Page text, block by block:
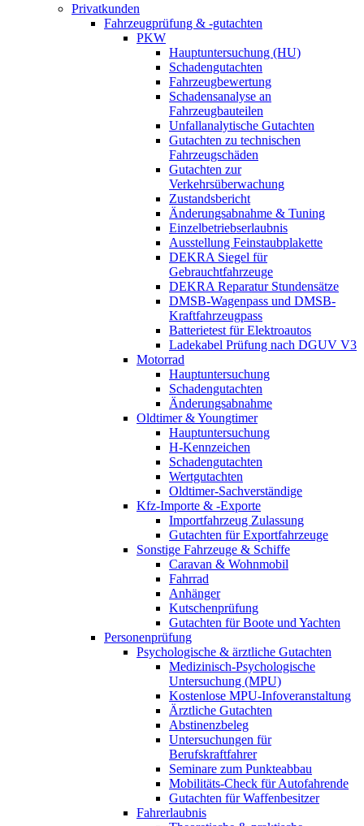
Privatkunden
Fahrzeugprüfung & -gutachten
PKW
Hauptuntersuchung (HU)
Schadengutachten
Fahrzeugbewertung
Schadensanalyse an
Fahrzeugbauteilen
Unfallanalytische Gutachten
Gutachten zu technischen
Fahrzeugschäden
Gutachten zur
Verkehrsüberwachung
Zustandsbericht
Änderungsabnahme & Tuning
Einzelbetriebserlaubnis
Ausstellung Feinstaubplakette
DEKRA Siegel für
Gebrauchtfahrzeuge
DEKRA Reparatur Stundensätze
DMSB-Wagenpass und DMSB-
Kraftfahrzeugpass
Batterietest für Elektroautos
Ladekabel Prüfung nach DGUV V3
Motorrad
Hauptuntersuchung
Schadengutachten
Änderungsabnahme
Oldtimer & Youngtimer
Hauptuntersuchung
H-Kennzeichen
Schadengutachten
Wertgutachten
Oldtimer-Sachverständige
Kfz-Importe & -Exporte
Importfahrzeug Zulassung
Gutachten für Exportfahrzeuge
Sonstige Fahrzeuge & Schiffe
Caravan & Wohnmobil
Fahrrad
Anhänger
Kutschenprüfung
Gutachten für Boote und Yachten
Personenprüfung
Psychologische & ärztliche Gutachten
Medizinisch-Psychologische
Untersuchung (MPU)
Kostenlose MPU-Infoveranstaltung
Ärztliche Gutachten
Abstinenzbeleg
Untersuchungen für
Berufskraftfahrer
Seminare zum Punkteabbau
Mobilitäts-Check für Autofahrende
Gutachten für Waffenbesitzer
Fahrerlaubnis